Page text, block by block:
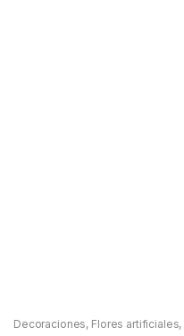
Decoraciones, Flores artificiales,